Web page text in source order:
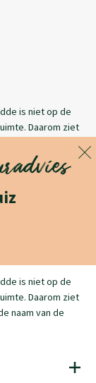
is niet op de
Daarom ziet
is niet op de
Daarom ziet
naam van de